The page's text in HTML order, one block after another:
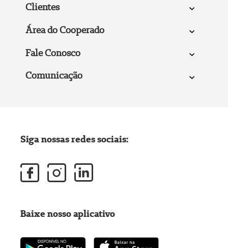
Clientes
Área do Cooperado
Fale Conosco
Comunicação
Siga nossas redes sociais:
Baixe nosso aplicativo